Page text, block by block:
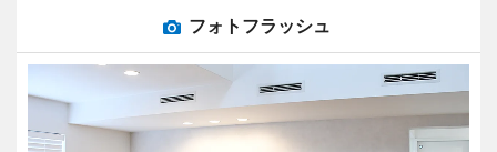
フォトフラッシュ